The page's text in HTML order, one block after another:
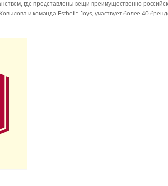
где представлены вещи преимущественно
и команда Esthetic Joys, участвует более 40